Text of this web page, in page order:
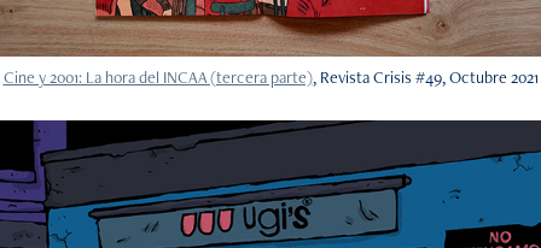
Cine y 2001: La hora del INCAA (tercera parte), Revista Crisis #49, Octubre 2021